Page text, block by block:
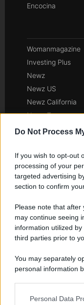
Do Not Process
If you wish to opt-out
processing of your
targeted advertising
section to confirm
Please note that
may continue seeing
information utilized
third parties prior to
You may separately
personal information
This information may
Personal Data
Encocina
Womanmagazine
Investing Plus
Newz
Newz US
Newz California
Newz Texas
Newz Florida
Newz
Newz Illinois
Newz Ohio
Hig Tech Mag
Scoop Mag
Lgbtqia News
Day Travel 365
Home Magazine